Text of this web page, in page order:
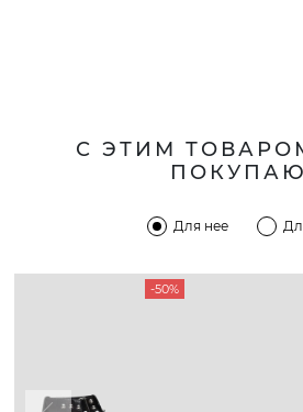
С ЭТИМ
Для нее
-50%